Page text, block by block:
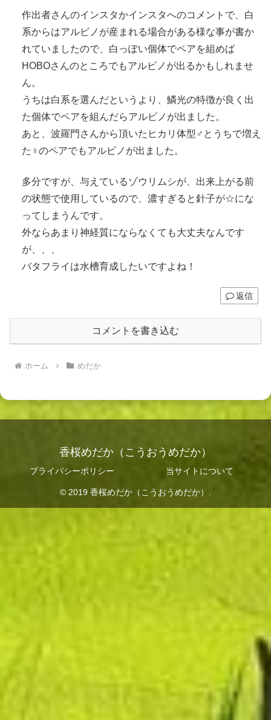
作出者さんのインスタかインスタへのコメントで、白
系からはアルビノが産まれる場合がある様な事が書か
れていましたので、白っぽい個体でペアを組めば
HOBOさんのところでもアルビノが出るかもしれませ
ん。
うちは白系を選んだというより、鱗光の特徴が良く出
た個体でペアを組んだらアルビノが出ました。
あと、波羅門さんから頂いたヒカリ体型♂とうちで増え
た♀のペアでもアルビノが出ました。
多分ですが、与えているゾウリムシが、出来上がる前
の状態で使用しているので、濃すぎると針子が☆にな
ってしまうんです。
外ならあまり神経質にならなくても大丈夫なんです
が、、、
バタフライは水槽育成したいですよね！
返信
コメントを書き込む
ホーム めだか
香桜めだか（こうおうめだか）
プライバシーポリシー 当サイトについて
© 2019 香桜めだか（こうおうめだか）.